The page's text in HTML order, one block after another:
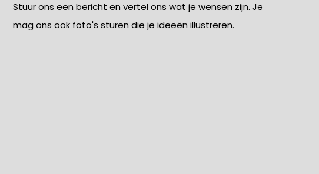
Stuur ons een bericht en vertel ons wat je wensen zijn. Je
mag ons ook foto's sturen die je ideeën illustreren.